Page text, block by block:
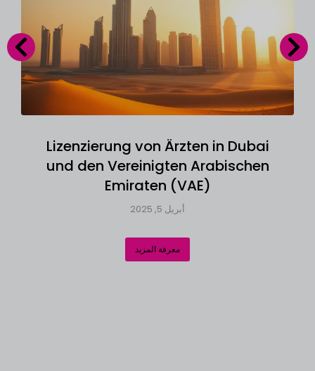
Lizenzierung von Ärzten in Dubai
und den Vereinigten Arabischen
Emiraten (VAE)
أبريل 5, 2025
معرفة المزيد